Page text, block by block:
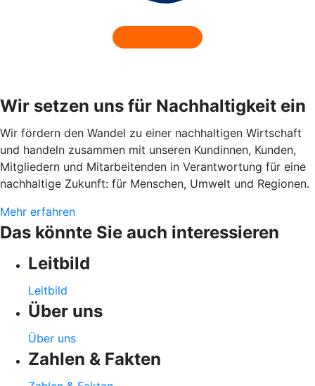
Wir setzen uns für Nachhaltigkeit ein
Wir fördern den Wandel zu einer nachhaltigen Wirtschaft
und handeln zusammen mit unseren Kundinnen, Kunden,
Mitgliedern und Mitarbeitenden in Verantwortung für eine
nachhaltige Zukunft: für Menschen, Umwelt und Regionen.
Mehr erfahren
Das könnte Sie auch interessieren
Leitbild
Leitbild
Über uns
Über uns
Zahlen & Fakten